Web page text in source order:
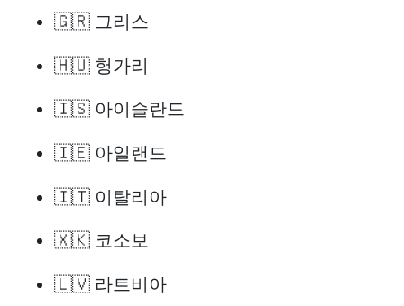
🇬🇷 그리스
🇭🇺 헝가리
🇮🇸 아이슬란드
🇮🇪 아일랜드
🇮🇹 이탈리아
🇽🇰 코소보
🇱🇻 라트비아